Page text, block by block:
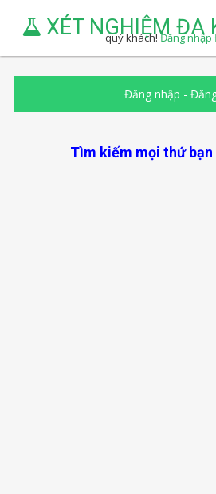
XÉT NGHIỆM ĐA
quý khách!Đăng nhập
Đăng nhập -
Tìm kiếm mọi thứ